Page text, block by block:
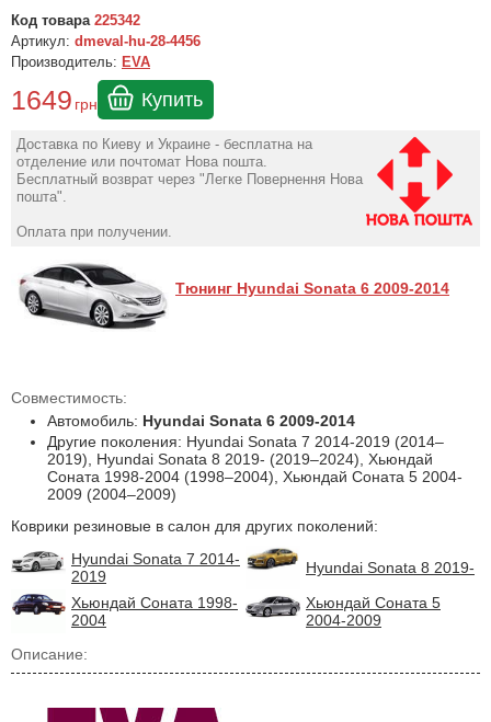
Код товара 225342
Артикул: dmeval-hu-28-4456
Производитель: EVA
1649 грн Купить
Доставка по Киеву и Украине - бесплатна на
отделение или почтомат Нова пошта.
Бесплатный возврат через "Легке Повернення Нова
пошта".
Оплата при получении.
Тюнинг Hyundai Sonata 6 2009-2014
Совместимость:
Автомобиль: Hyundai Sonata 6 2009-2014
Другие поколения: Hyundai Sonata 7 2014-2019 (2014–
2019), Hyundai Sonata 8 2019- (2019–2024), Хьюндай
Соната 1998-2004 (1998–2004), Хьюндай Соната 5 2004-
2009 (2004–2009)
Коврики резиновые в салон для других поколений:
Hyundai Sonata 7 2014-
2019
Hyundai Sonata 8 2019-
Хьюндай Соната 1998-
2004
Хьюндай Соната 5
2004-2009
Описание: